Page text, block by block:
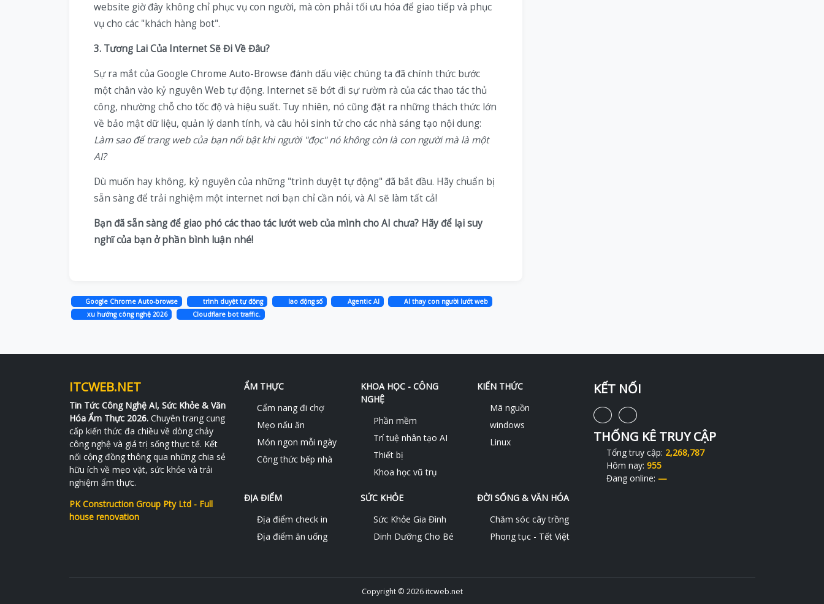
website giờ đây không chỉ phục vụ con người, mà còn phải tối ưu hóa để giao tiếp và phục
vụ cho các "khách hàng bot".
3. Tương Lai Của Internet Sẽ Đi Về Đâu?
Sự ra mắt của Google Chrome Auto-Browse đánh dấu việc chúng ta đã chính thức bước
một chân vào kỷ nguyên Web tự động. Internet sẽ bớt đi sự rườm rà của các thao tác thủ
công, nhường chỗ cho tốc độ và hiệu suất. Tuy nhiên, nó cũng đặt ra những thách thức lớn
về bảo mật dữ liệu, quản lý danh tính, và câu hỏi sinh tử cho các nhà sáng tạo nội dung:
Làm sao để trang web của bạn nổi bật khi người "đọc" nó không còn là con người mà là một
AI?
Dù muốn hay không, kỷ nguyên của những "trình duyệt tự động" đã bắt đầu. Hãy chuẩn bị
sẵn sàng để trải nghiệm một internet nơi bạn chỉ cần nói, và AI sẽ làm tất cả!
Bạn đã sẵn sàng để giao phó các thao tác lướt web của mình cho AI chưa? Hãy để lại suy
nghĩ của bạn ở phần bình luận nhé!
Google Chrome Auto-browse trình duyệt tự động lao động số Agentic AI
AI thay con người lướt web
xu hướng công nghệ 2026
Cloudflare bot traffic.
ITCWEB.NET
Tin Tức Công Nghệ AI, Sức Khỏe & Văn
Hóa Ẩm Thực 2026.Chuyên trang cung
cấp kiến thức đa chiều về dòng chảy
công nghệ và giá trị sống thực tế. Kết
nối cộng đồng thông qua những chia sẻ
hữu ích về mẹo vặt, sức khỏe và trải
nghiệm ẩm thực.
PK Construction Group Pty Ltd - Full
house renovation
ẨM THỰC
Cẩm nang đi chợ
Mẹo nấu ăn
Món ngon mỗi ngày
Công thức bếp nhà
KHOA HỌC - CÔNG
NGHỆ
Phần mềm
Trí tuệ nhân tạo AI
Thiết bị
Khoa học vũ trụ
KIẾN THỨC
Mã nguồn
windows
Linux
ĐỊA ĐIỂM
Địa điểm check in
Địa điểm ăn uống
SỨC KHỎE
Sức Khỏe Gia Đình
Dinh Dưỡng Cho Bé
ĐỜI SỐNG & VĂN HÓA
Chăm sóc cây trồng
Phong tục - Tết Việt
KẾT NỐI
THỐNG KÊ TRUY CẬP
Tổng truy cập: 2,268,787
Hôm nay: 955
Đang online: —
Copyright © 2026 itcweb.net